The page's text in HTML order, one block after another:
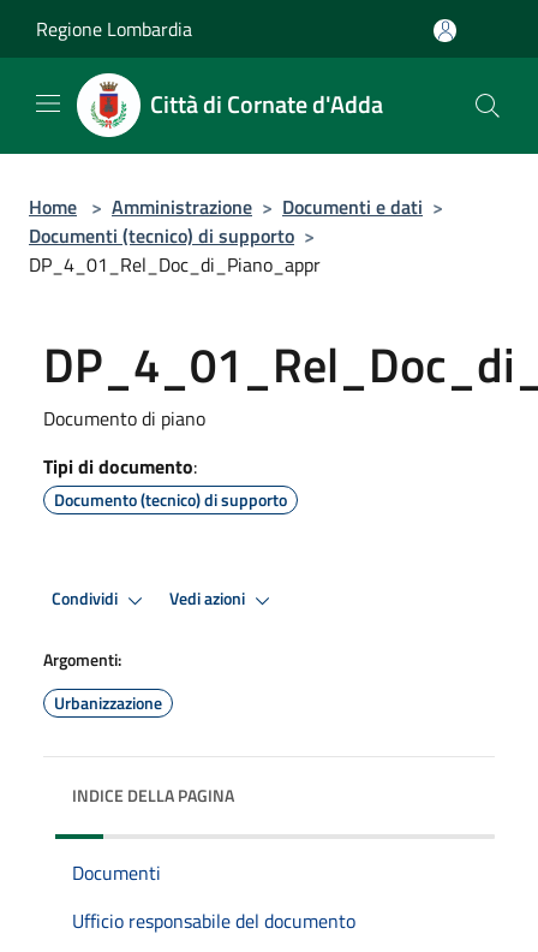
Regione Lombardia
Città di Cornate d'Adda
Home > Amministrazione > Documenti e dati >
Documenti (tecnico) di supporto >
DP_4_01_Rel_Doc_di_Piano_appr
Documento di piano
Tipi di documento:
Documento (tecnico) di supporto
Condividi Vedi azioni
Argomenti:
Urbanizzazione
INDICE DELLA PAGINA
Documenti
Ufficio responsabile del documento